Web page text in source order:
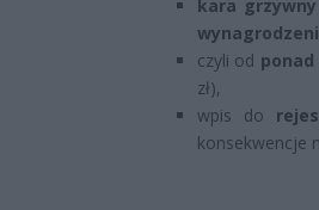
kara grzywny
czyli od ponad
zł),
wpis do
konsekwencje